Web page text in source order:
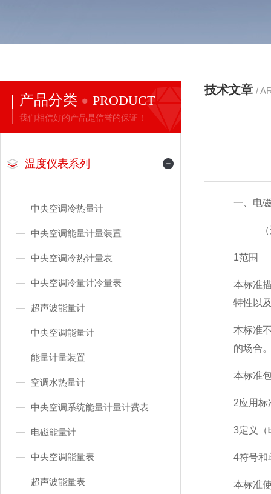
产品分类 PRODUCT
我们相信好的产品是信誉的保证！
温度仪表系列
中央空调冷热量计
中央空调能量计量装置
中央空调冷热计量表
中央空调冷量计冷量表
超声波能量计
中央空调能量计
能量计量装置
空调水热量计
中央空调系统能量计量计费表
电磁能量计
中央空调能量表
超声波能量表
技术文章 /
一、电
（选
1范围
本标准
特性以
本标准
的场合
本标准
2应用标
3定义（
4符号和
本标准